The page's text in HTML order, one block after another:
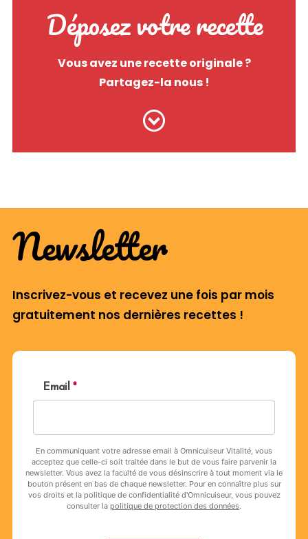
Déposez votre recette
Vous avez une recette originale ?
Partagez-la nous !
Newsletter
Inscrivez-vous et recevez une fois par mois
gratuitement nos dernières recettes !